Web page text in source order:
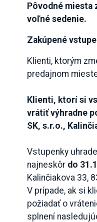
Pôvodné miesta
voľné sedenie.
Zakúpené
Klienti, ktorým
predajnom
Klienti, ktorí si
vrátiť výhradne
SK, s.r.o.,
Vstupenky
najneskôr do
Kalinčiakova 33,
V prípade, ak si
požiadať o
splnení